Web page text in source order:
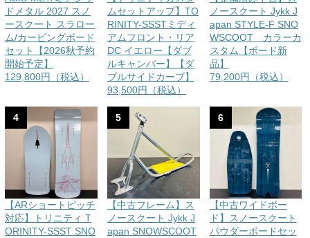
ドメタル 2027 スノ
ースクート スラロー
ム/カービングボード
セット【2026秋予約
開始予定】
129,800円（税込）
ムセットアップ】TO
RINITY-SSSTミディ
アムフロント・リア
DC イエロー【ダブ
ルキャンバー】【ダ
ブルサイドカーブ】
93,500円（税込）
ノースクート Jykk J
apan STYLE-F SNO
WSCOOT カラーカ
スタム【ボード新
品】
79,200円（税込）
4
【ARショートピッチ
対応】トリニティ T
ORINITY-SSST SNO
5
【中古フレーム】ス
ノースクート Jykk J
apan SNOWSCOOT
6
【中古ワイドボー
ド】スノースクート
パウダーボードセッ